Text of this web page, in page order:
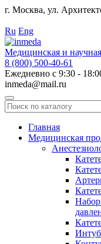
г. Москва, ул.
Ru Eng
Медицинская и
8 (800) 500-40-61
Ежедневно с 9:30 -
inmeda@mail.ru
Поиск
по
каталогуГлавная
Медицинская